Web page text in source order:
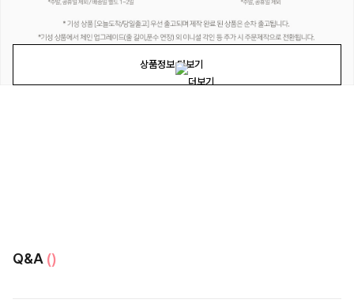
상품정보 더보기
Q&A ()